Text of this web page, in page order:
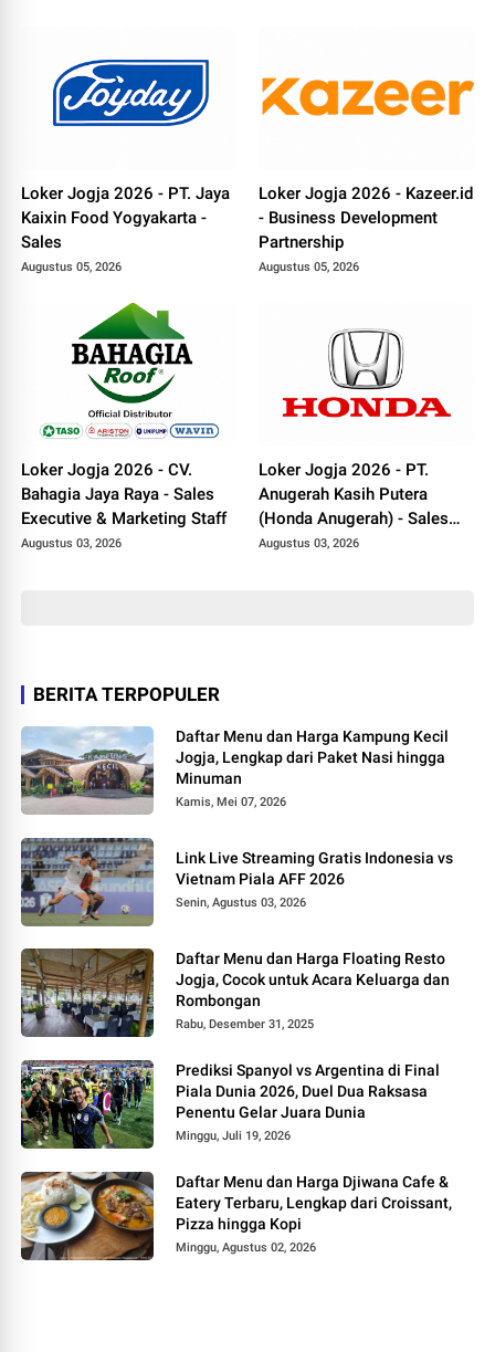
Loker Jogja 2026 - PT. Jaya
Kaixin Food Yogyakarta -
Sales
Augustus 05, 2026
Loker Jogja 2026 - Kazeer.id
- Business Development
Partnership
Augustus 05, 2026
Loker Jogja 2026 - CV.
Bahagia Jaya Raya - Sales
Executive & Marketing Staff
Augustus 03, 2026
Loker Jogja 2026 - PT.
Anugerah Kasih Putera
(Honda Anugerah) - Sales
Consultant
Augustus 03, 2026
BERITA TERPOPULER
Daftar Menu dan Harga Kampung Kecil
Jogja, Lengkap dari Paket Nasi hingga
Minuman
Kamis, Mei 07, 2026
Link Live Streaming Gratis Indonesia vs
Vietnam Piala AFF 2026
Senin, Agustus 03, 2026
Daftar Menu dan Harga Floating Resto
Jogja, Cocok untuk Acara Keluarga dan
Rombongan
Rabu, Desember 31, 2025
Prediksi Spanyol vs Argentina di Final
Piala Dunia 2026, Duel Dua Raksasa
Penentu Gelar Juara Dunia
Minggu, Juli 19, 2026
Daftar Menu dan Harga Djiwana Cafe &
Eatery Terbaru, Lengkap dari Croissant,
Pizza hingga Kopi
Minggu, Agustus 02, 2026